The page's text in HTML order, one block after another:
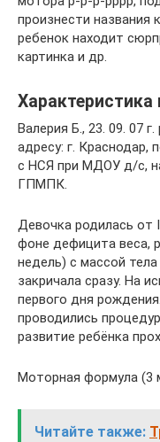
произнести названия
ребенок находит
картинка и др.
Характеристика
Валерия Б., 23. 09. 07
адресу: г. Краснодар,
с НСЯ при МДОУ д/с,
ГПМПК.
Девочка родилась от
фоне дефицита веса,
недель) с массой
закричала сразу. На
первого дня
проводились
развитие ребёнка
Моторная формула (3
Читайте также: